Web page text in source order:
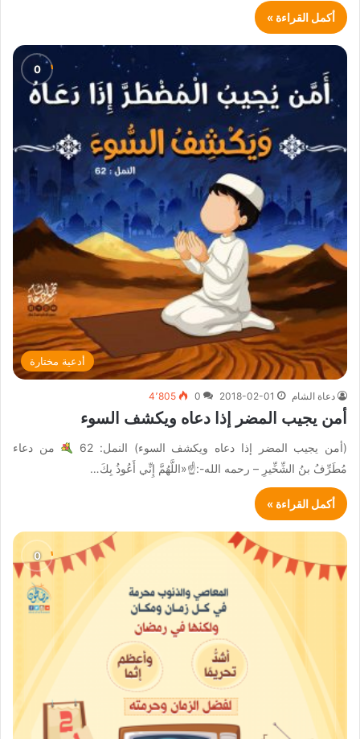
أكمل القراءة »
أدعية مختارة
دعاة الشام 2018-02-01
0 4٬805
أمن يجيب المضر إذا دعاه ويكشف السوء
(أمن يجيب المضر إذا دعاه ويكشف السوء) النمل: 62
من دعاء
مُطَرِّفُ بنُ الشِّخِّيرِ – رحمه الله-:☝«اللَّهُمَّ إِنِّي أَعُوذُ بِكَ…
أكمل القراءة »